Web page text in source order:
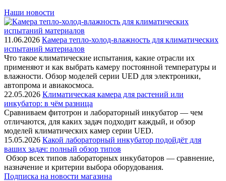
Наши новости
11.06.2026 Камера тепло-холод-влажность для климатических
испытаний материалов
Что такое климатические испытания, какие отрасли их
применяют и как выбрать камеру постоянной температуры и
влажности. Обзор моделей серии UED для электроники,
автопрома и авиакосмоса.
22.05.2026 Климатическая камера для растений или
инкубатор: в чём разница
Сравниваем фитотрон и лабораторный инкубатор — чем
отличаются, для каких задач подходит каждый, и обзор
моделей климатических камер серии UED.
15.05.2026 Какой лабораторный инкубатор подойдёт для
ваших задач: полный обзор типов
Обзор всех типов лабораторных инкубаторов — сравнение,
назначение и критерии выбора оборудования.
Подписка на новости магазина